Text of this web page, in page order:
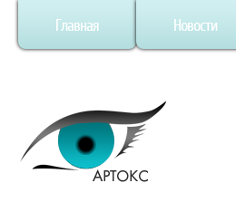
Главная Новости